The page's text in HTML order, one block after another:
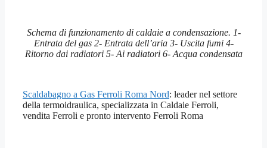
Schema di funzionamento di caldaie a condensazione. 1-
Entrata del gas 2- Entrata dell’aria 3- Uscita fumi 4-
Ritorno dai radiatori 5- Ai radiatori 6- Acqua condensata
Scaldabagno a Gas Ferroli Roma Nord: leader nel settore
della termoidraulica, specializzata in Caldaie Ferroli,
vendita Ferroli e pronto intervento Ferroli Roma